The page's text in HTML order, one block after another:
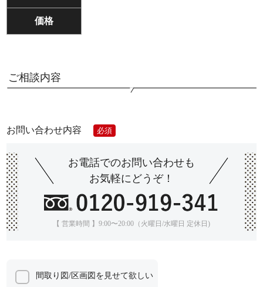
価格
ご相談内容
お問い合わせ内容 必須
お電話でのお問い合わせも
お気軽にどうぞ！
【 営業時間 】9:00〜20:00（火曜日/水曜日 定休日)
間取り図/区画図を見せて欲しい